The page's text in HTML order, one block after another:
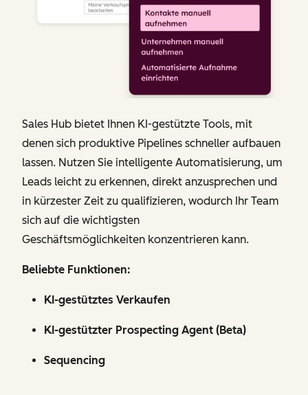
Sales Hub bietet Ihnen KI-gestützte Tools, mit
denen sich produktive Pipelines schneller aufbauen
lassen. Nutzen Sie intelligente Automatisierung, um
Leads leicht zu erkennen, direkt anzusprechen und
in kürzester Zeit zu qualifizieren, wodurch Ihr Team
sich auf die wichtigsten
Geschäftsmöglichkeiten konzentrieren kann.
Beliebte Funktionen:
KI-gestütztes Verkaufen
KI-gestützter Prospecting Agent (Beta)
Sequencing